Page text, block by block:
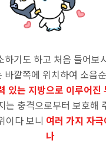
하기도 하고 처음 들어보
바깥쪽에 위치하여 소음
있는 지방으로 이루어진
는 충격으로부터 보호해
이다 보니 여러 가지 자
나